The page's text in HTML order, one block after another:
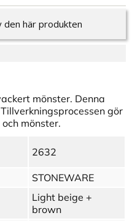
här produkten
mönster. Denna
gör
mönster.
2632
STONEWARE
Light beige +
brown